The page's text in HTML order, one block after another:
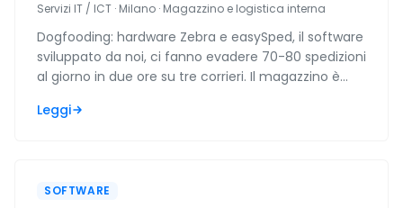
Servizi IT / ICT · Milano · Magazzino e logistica interna
Dogfooding: hardware Zebra e easySped, il software
sviluppato da noi, ci fanno evadere 70-80 spedizioni
al giorno in due ore su tre corrieri. Il magazzino è
Leggi
SOFTWARE